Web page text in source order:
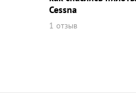
Cessna
1 отзыв